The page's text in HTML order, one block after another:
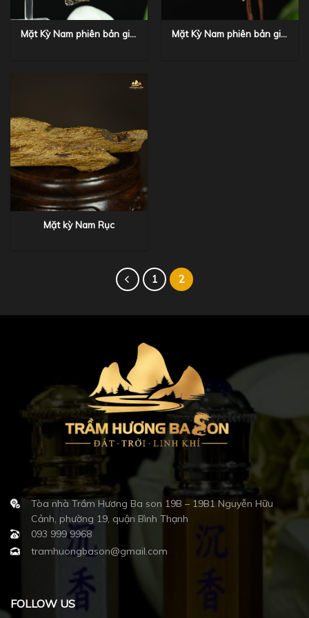
Mặt Kỳ Nam phiên bản giới
Mặt Kỳ Nam phiên bản giới
Mặt kỳ Nam Rục
1 2
Tòa nhà Trầm Hương Ba son 19B – 19B1 Nguyễn Hữu
Cảnh, phường 19, quận Bình Thạnh
093 999 9968
tramhuongbason@gmail.com
FOLLOW US